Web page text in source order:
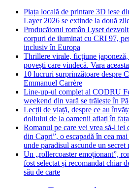
Piața locală de printare 3D iese
Layer 2026 se extinde la două
Producătorul român Lyset
corpuri de iluminat cu CRI 97,
inclusiv în Europa
Thrillere virale, ficțiune japoneză,
povești care vindecă. Vara
10 lucruri surprinzătoare despre
Emmanuel Carrère
Line-up-ul complet al CODRU
weekend din vară se trăiește în
Lecții de viață, despre ce au
doliului de la oamenii aflați în
Romanul pe care vei vrea să-l iei
din Capri”, o escapadă în cea
unde paradisul ascunde un secret
Un „rollercoaster emoționant”,
fost selectat și recomandat chiar
său de carte